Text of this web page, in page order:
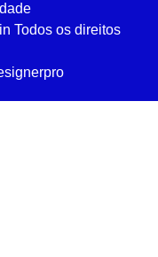
Todos os direitos